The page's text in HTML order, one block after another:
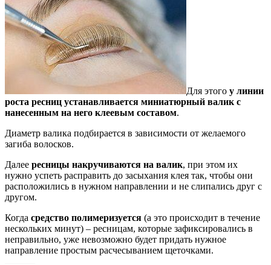
Для этого у линии
роста ресниц устанавливается миниатюрный валик с
нанесенным на него клеевым составом.
Диаметр валика подбирается в зависимости от желаемого
загиба волосков.
Далее ресницы накручиваются на валик, при этом их
нужно успеть расправить до засыхания клея так, чтобы они
расположились в нужном направлении и не слипались друг с
другом.
Когда средство полимеризуется (а это происходит в течение
нескольких минут) – ресницам, которые зафиксировались в
неправильно, уже невозможно будет придать нужное
направление простым расчесыванием щеточками.